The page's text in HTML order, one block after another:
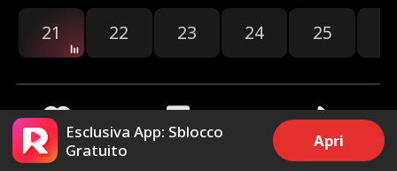
21 22 23 24 25
76 Condividi
Esclusiva App: Sblocco
Gratuito
Apri